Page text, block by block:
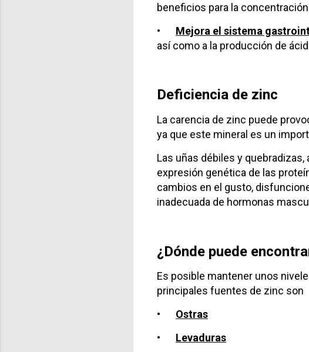
beneficios para la
•
Mejora el sistema
así como a la producción de
Deficiencia de zinc
La carencia de zinc puede
ya que este mineral es un
Las uñas débiles y
expresión genética de las
cambios en el gusto,
inadecuada de hormonas
¿Dónde puede
Es posible mantener unos
principales fuentes de zinc son
•
Ostras
•
Levaduras